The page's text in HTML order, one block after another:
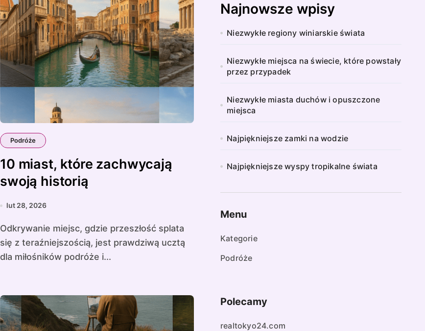
Podróże
10 miast, które zachwycają
swoją historią
lut 28, 2026
Odkrywanie miejsc, gdzie przeszłość splata
się z teraźniejszością, jest prawdziwą ucztą
dla miłośników podróże i...
Najnowsze wpisy
Niezwykłe regiony winiarskie świata
Niezwykłe miejsca na świecie, które powstały
przez przypadek
Niezwykłe miasta duchów i opuszczone
miejsca
Najpiękniejsze zamki na wodzie
Najpiękniejsze wyspy tropikalne świata
Menu
Kategorie
Podróże
Polecamy
realtokyo24.com